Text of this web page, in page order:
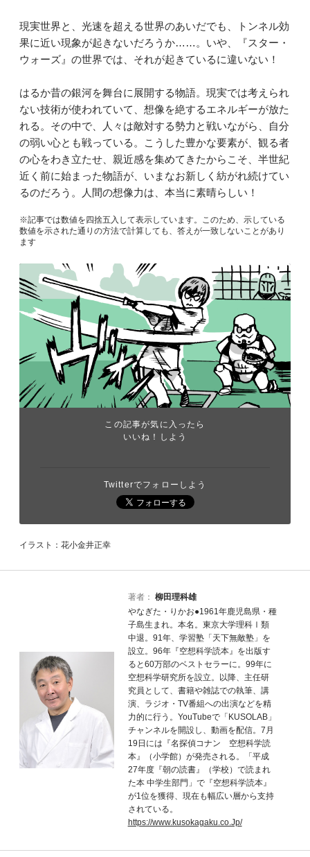
現実世界と、光速を超える世界のあいだでも、トンネル効
果に近い現象が起きないだろうか……。いや、『スター・
ウォーズ』の世界では、それが起きているに違いない！
はるか昔の銀河を舞台に展開する物語。現実では考えられ
ない技術が使われていて、想像を絶するエネルギーが放た
れる。その中で、人々は敵対する勢力と戦いながら、自分
の弱い心とも戦っている。こうした豊かな要素が、観る者
の心をわき立たせ、親近感を集めてきたからこそ、半世紀
近く前に始まった物語が、いまなお新しく紡がれ続けてい
るのだろう。人間の想像力は、本当に素晴らしい！
※記事では数値を四捨五入して表示しています。このため、示している
数値を示された通りの方法で計算しても、答えが一致しないことがあり
ます
この記事が気に入ったら
いいね！しよう
Twitterでフォローしよう
イラスト：花小金井正幸
著者： 柳田理科雄
やなぎた・りかお●1961年鹿児島県・種
子島生まれ。本名。東京大学理科Ⅰ類
中退。91年、学習塾「天下無敵塾」を
設立。96年『空想科学読本』を出版す
ると60万部のベストセラーに。99年に
空想科学研究所を設立。以降、主任研
究員として、書籍や雑誌での執筆、講
演、ラジオ・TV番組への出演などを精
力的に行う。YouTubeで「KUSOLAB」
チャンネルを開設し、動画を配信。7月
19日には『名探偵コナン 空想科学読
本』（小学館）が発売される。「平成
27年度『朝の読書』（学校）で読まれ
た本 中学生部門」で『空想科学読本』
が1位を獲得、現在も幅広い層から支持
されている。
https://www.kusokagaku.co.Jp/